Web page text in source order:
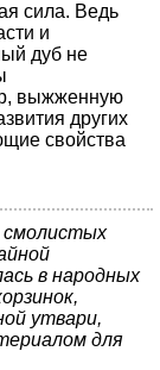
сила. Ведь
и
дуб не
выжженную
других
свойства
смолистых
в народных
утвари,
для